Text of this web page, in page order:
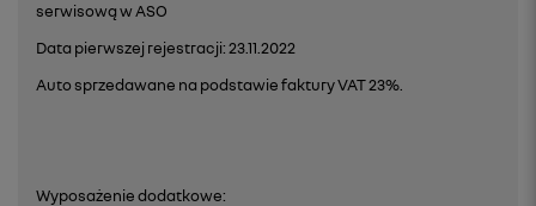
serwisową w ASO
Data pierwszej rejestracji: 23.11.2022
Auto sprzedawane na podstawie faktury VAT 23%.
Wyposażenie dodatkowe: